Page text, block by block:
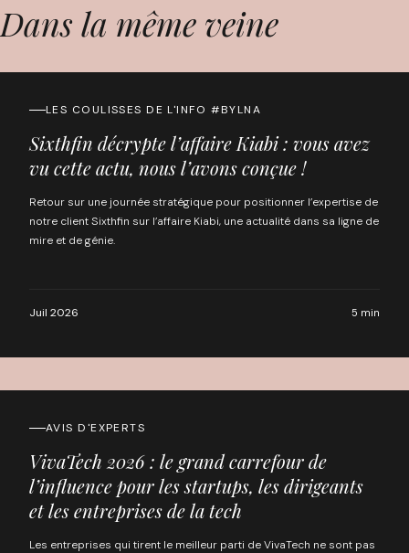
Dans la même veine
LES COULISSES DE L'INFO #BYLNA
Sixthfin décrypte l’affaire Kiabi : vous avez
vu cette actu, nous l’avons conçue !
Retour sur une journée stratégique pour positionner l’expertise de
notre client Sixthfin sur l’affaire Kiabi, une actualité dans sa ligne de
mire et de génie.
Juil 2026 5 min
AVIS D'EXPERTS
VivaTech 2026 : le grand carrefour de
l’influence pour les startups, les dirigeants
et les entreprises de la tech
Les entreprises qui tirent le meilleur parti de VivaTech ne sont pas